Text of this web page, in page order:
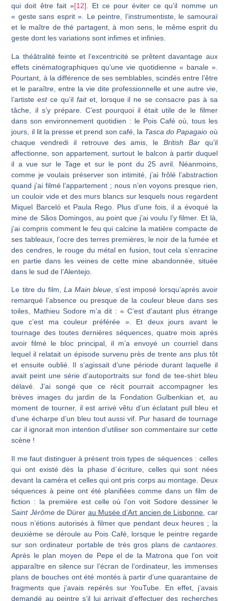
qui doit être fait »[12]. Et ce pour éviter ce qu’il nomme un
« geste sans esprit ». Le peintre, l’instrumentiste, le samouraï
et le maître de thé partagent, à mon sens, le même esprit du
geste dont les variations sont infimes et infinies.
La théâtralité feinte et l’excentricité se prêtent davantage aux
effets cinémato­graphiques qu’une vie quotidienne « banale ».
Pourtant, à la différence de ses sembla­bles, scindés entre l’être
et le paraître, entre la vie dite professionnelle et une autre vie,
l’artisteestce qu’il faitet, lorsque il ne se consacre pas à sa
tâche, il s’y prépare. C’est pourquoi il était utile de le filmer
dans son environnement quotidien : le Pois Café où, tous les
jours, il lit la presse et prend son café, la Tasca do Papagaio où
chaque ven­dredi il retrouve des amis, leBritish Barqu’il
affectionne, son appartement, surtout le balcon à partir duquel
il a vue sur le Tage et sur le pont du 25 avril. Néanmoins,
comme je voulais préserver son intimité, j’ai frôlé l’abstraction
quand j’ai filmé l’appar­tement ; nous n’en voyons presque rien,
un couloir vide et des murs blancs sur lesquels nous regardent
Miquel Barceló et Paula Rego. Plus d’une fois, il a évoqué la
mine de Sãos Domingos, au point que j’ai voulu l’y filmer. Et là,
j’ai compris comment le feu qui calcine la matière compacte de
ses tableaux, l’ocre des terres premières, le noir de la fumée et
des cendres, le rouge du métal en fusion, tout cela s’enracine
en partie dans les veines de cette mine abandonnée, située
dans le sud de l’Alentejo.
Le titre du film, La Main bleue , s’est imposé lorsqu’après avoir
remarqué l’absence ou presque de la couleur bleue dans ses
toiles, Mathieu Sodore m’a dit : « C’est d’autant plus étrange
que c’est ma couleur préférée ». Et deux jours avant le
tournage des toutes dernières séquences, quatre mois après
avoir filmé le bloc principal, il m’a envoyé un courriel dans
lequel il relatait un épisode survenu près de trente ans plus tôt
et ensuite oublié. Il s’agissait d’une période durant laquelle il
avait peint une série d’autoportraits sur fond de tee-shirt bleu
délavé. J’ai songé que ce récit pourrait accompagner les
brèves images du jardin de la Fondation Gulbenkian et, au
moment de tourner, il est arrivé vêtu d’un éclatant pull bleu et
d’une écharpe d’un bleu tout aussi vif. Pur hasard de tournage
car il ignorait mon intention d’utiliser son commentaire sur cette
scène !
Il me faut distinguer à présent trois types de séquences : celles
qui ont existé dès la phase d´écriture, celles qui sont nées
devant la caméra et celles qui ont pris corps au montage. Deux
séquences à peine ont été planifiées comme dans un film de
fiction : la première est celle où l’on voit Sodore dessiner le
Saint Jérômede Dürer au Musée d’Art ancien de Lisbonne , car
nous n’étions autorisés à filmer que pendant deux heures ; la
deuxième se déroule au Pois Café, lorsque le peintre regarde
sur son ordinateur portable de très gros plans de cantaores.
Après le plan moyen de Pepe el de la Matrona que l’on voit
apparaître en silence sur l’écran de l’ordinateur, les immenses
plans de bouches ont été montés à partir d’une quarantaine de
fragments que j’avais repérés sur YouTube. En effet, j’avais
demandé au peintre s’il lui arrivait d’effectuer des recherches